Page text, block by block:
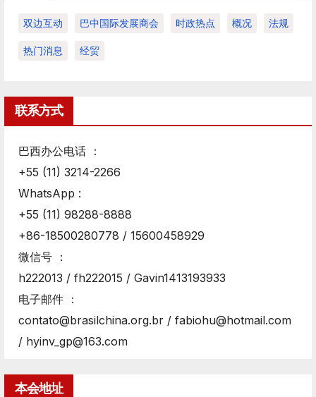
双边互动 巴中国际发展商会 时政热点 概况 法规
热门消息 经贸
联系方式
巴西办公电话 ：
+55 (11) 3214-2266
WhatsApp :
+55 (11) 98288-8888
+86-18500280778 / 15600458929
微信号 ：
h222013 / fh222015 / Gavin1413193933
电子邮件 ：
contato@brasilchina.org.br / fabiohu@hotmail.com
/ hyinv_gp@163.com
本会地址